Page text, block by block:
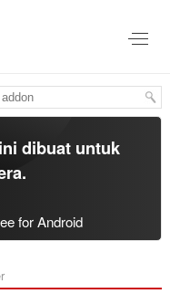
dibuat untuk
.
for Android